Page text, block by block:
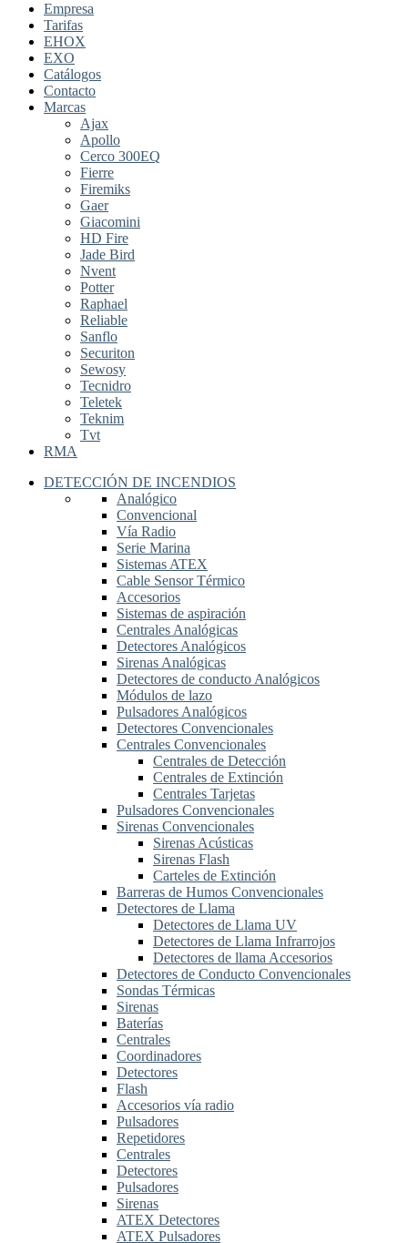
Empresa
Tarifas
EHOX
EXO
Catálogos
Contacto
Marcas
Ajax
Apollo
Cerco 300EQ
Fierre
Firemiks
Gaer
Giacomini
HD Fire
Jade Bird
Nvent
Potter
Raphael
Reliable
Sanflo
Securiton
Sewosy
Tecnidro
Teletek
Teknim
Tvt
RMA
DETECCIÓN DE INCENDIOS
Analógico
Convencional
Vía Radio
Serie Marina
Sistemas ATEX
Cable Sensor Térmico
Accesorios
Sistemas de aspiración
Centrales Analógicas
Detectores Analógicos
Sirenas Analógicas
Detectores de conducto Analógicos
Módulos de lazo
Pulsadores Analógicos
Detectores Convencionales
Centrales Convencionales
Centrales de Detección
Centrales de Extinción
Centrales Tarjetas
Pulsadores Convencionales
Sirenas Convencionales
Sirenas Acústicas
Sirenas Flash
Carteles de Extinción
Barreras de Humos Convencionales
Detectores de Llama
Detectores de Llama UV
Detectores de Llama Infrarrojos
Detectores de llama Accesorios
Detectores de Conducto Convencionales
Sondas Térmicas
Sirenas
Baterías
Centrales
Coordinadores
Detectores
Flash
Accesorios vía radio
Pulsadores
Repetidores
Centrales
Detectores
Pulsadores
Sirenas
ATEX Detectores
ATEX Pulsadores